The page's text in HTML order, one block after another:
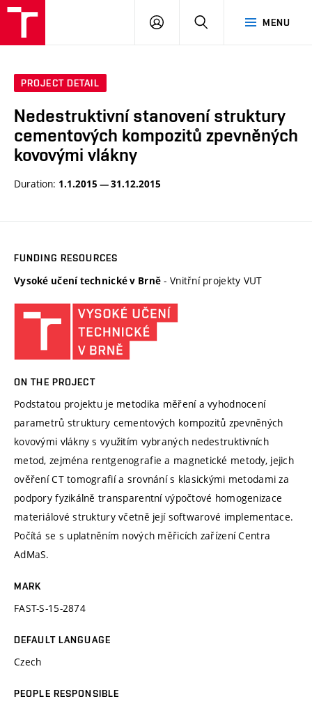
MENU
LOG
SEARCH
PROJECT DETAIL
Nedestruktivní stanovení struktury
cementových kompozitů zpevněných
kovovými vlákny
Duration: 1.1.2015 — 31.12.2015
FUNDING RESOURCES
Vysoké učení technické v Brně - Vnitřní projekty VUT
ON THE PROJECT
Podstatou projektu je metodika měření a vyhodnocení
parametrů struktury cementových kompozitů zpevněných
kovovými vlákny s využitím vybraných nedestruktivních
metod, zejména rentgenografie a magnetické metody, jejich
ověření CT tomografií a srovnání s klasickými metodami za
podpory fyzikálně transparentní výpočtové homogenizace
materiálové struktury včetně její softwarové implementace.
Počítá se s uplatněním nových měřicích zařízení Centra
AdMaS.
MARK
FAST-S-15-2874
DEFAULT LANGUAGE
Czech
PEOPLE RESPONSIBLE